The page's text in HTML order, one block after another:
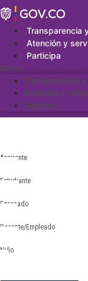
Saltar
al
contenidoTransparencia
Atención y
Participa
Menu
Transparencia
Atención y
Participa
Aspirante
Estudiante
Egresado
Docente/Empleado
Niño